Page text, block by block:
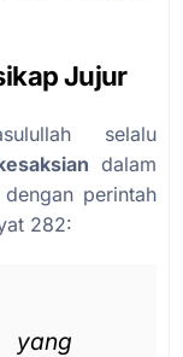
Jujur
selalu
dalam
perintah
282: